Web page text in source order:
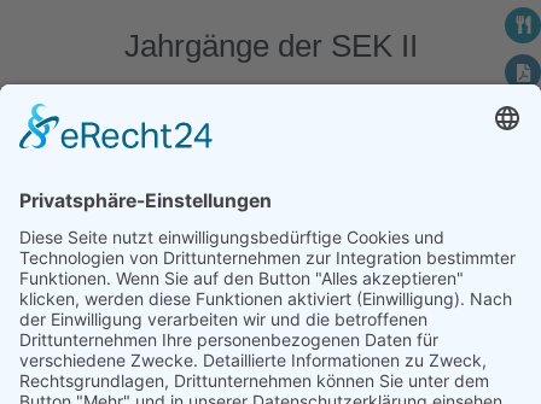
Jahrgänge der SEK II
Jahrgang 11 Jahrgänge 12 & 13
Kontakt